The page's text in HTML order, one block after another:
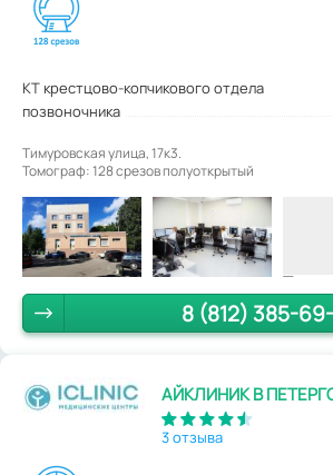
КТ крестцово-копчикового отдела
позвоночника
Тимуровская улица, 17к3.
Томограф: 128 срезов полуоткрытый
8 (812) 385-
АЙКЛИНИК В
3 отзыва